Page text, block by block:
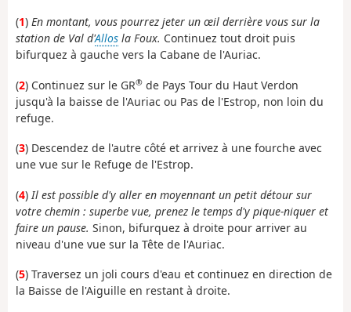
(1) En montant, vous pourrez jeter un œil derrière vous sur la
station de Val d'Allos la Foux. Continuez tout droit puis
bifurquez à gauche vers la Cabane de l'Auriac.
(2) Continuez sur le GR® de Pays Tour du Haut Verdon
jusqu'à la baisse de l'Auriac ou Pas de l'Estrop, non loin du
refuge.
(3) Descendez de l'autre côté et arrivez à une fourche avec
une vue sur le Refuge de l'Estrop.
(4)Il est possible d'y aller en moyennant un petit détour sur
votre chemin : superbe vue, prenez le temps d'y pique-niquer et
faire un pause. Sinon, bifurquez à droite pour arriver au
niveau d'une vue sur la Tête de l'Auriac.
(5) Traversez un joli cours d'eau et continuez en direction de
la Baisse de l'Aiguille en restant à droite.